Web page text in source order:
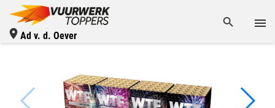
Ad v. d. Oever